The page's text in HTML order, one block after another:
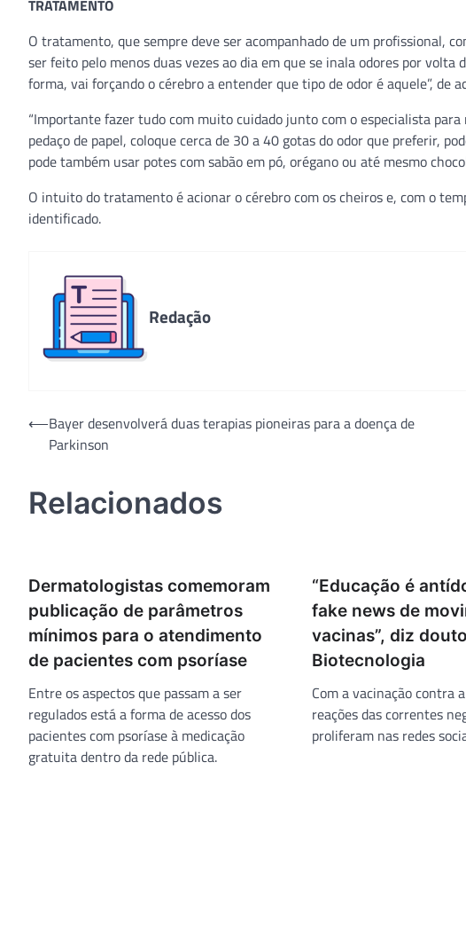
TRATAMENTO
O tratamento, que sempre deve ser acompanhado de um profissional,
ser feito pelo menos duas vezes ao dia em que se inala odores por
forma, vai forçando o cérebro a entender que tipo de odor é aquele”, de
“Importante fazer tudo com muito cuidado junto com o especialista
pedaço de papel, coloque cerca de 30 a 40 gotas do odor que preferir,
pode também usar potes com sabão em pó, orégano ou até mesmo
O intuito do tratamento é acionar o cérebro com os cheiros e, com o
identificado.
Redação
Navegação
⟵Bayer desenvolverá duas terapias pioneiras para a doença de
Parkinson
Relacionados
Dermatologistas comemoram
publicação de parâmetros
mínimos para o atendimento
de pacientes com psoríase
Entre os aspectos que passam a ser
regulados está a forma de acesso dos
pacientes com psoríase à medicação
gratuita dentro da rede pública.
“Educação é
fake news de
vacinas”, diz
Biotecnologia
Com a vacinação contra
reações das correntes
proliferam nas redes